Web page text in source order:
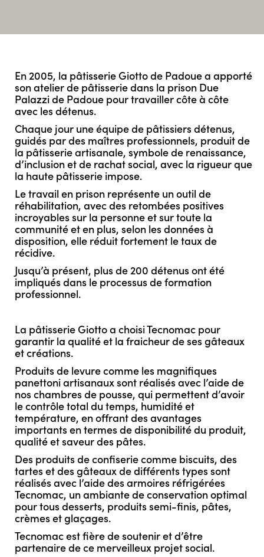
En 2005, la pâtisserie Giotto de Padoue a apporté
son atelier de pâtisserie dans la prison Due
Palazzi de Padoue pour travailler côte à côte
avec les détenus.
Chaque jour une équipe de pâtissiers détenus,
guidés par des maîtres professionnels, produit de
la pâtisserie artisanale, symbole de renaissance,
d’inclusion et de rachat social, avec la rigueur que
la haute pâtisserie impose.
Le travail en prison représente un outil de
réhabilitation, avec des retombées positives
incroyables sur la personne et sur toute la
communité et en plus, selon les données à
disposition, elle réduit fortement le taux de
récidive.
Jusqu’à présent, plus de 200 détenus ont été
impliqués dans le processus de formation
professionnel.
La pâtisserie Giotto a choisi Tecnomac pour
garantir la qualité et la fraicheur de ses gâteaux
et créations.
Produits de levure comme les magnifiques
panettoni artisanaux sont réalisés avec l’aide de
nos chambres de pousse, qui permettent d’avoir
le contrôle total du temps, humidité et
température, en offrant des avantages
importants en termes de disponibilité du produit,
qualité et saveur des pâtes.
Des produits de confiserie comme biscuits, des
tartes et des gâteaux de différents types sont
réalisés avec l’aide des armoires réfrigérées
Tecnomac, un ambiante de conservation optimal
pour tous desserts, produits semi-finis, pâtes,
crèmes et glaçages.
Tecnomac est fière de soutenir et d’être
partenaire de ce merveilleux projet social.